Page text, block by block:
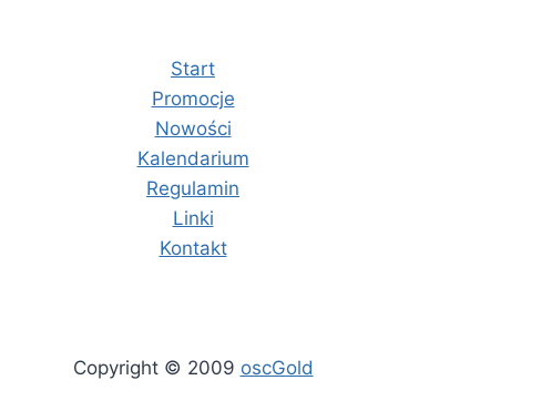
Start
Promocje
Nowości
Kalendarium
Regulamin
Linki
Kontakt
Copyright © 2009 oscGold